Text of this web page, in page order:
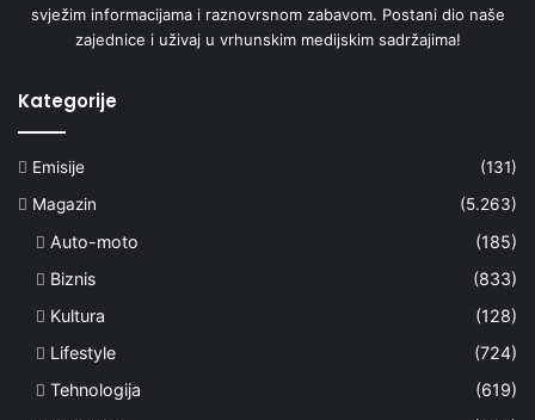
svježim informacijama i raznovrsnom zabavom. Postani dio naše
zajednice i uživaj u vrhunskim medijskim sadržajima!
Kategorije
Emisije
(131)
Magazin
(5.263)
Auto-moto
(185)
Biznis
(833)
Kultura
(128)
Lifestyle
(724)
Tehnologija
(619)